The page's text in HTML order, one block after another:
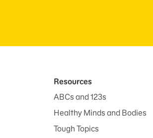
Resources
ABCs and 123s
Healthy Minds and Bodies
Tough Topics